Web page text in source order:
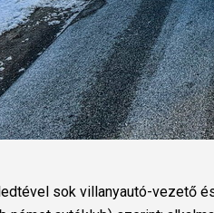
sok villanyautó-vezető